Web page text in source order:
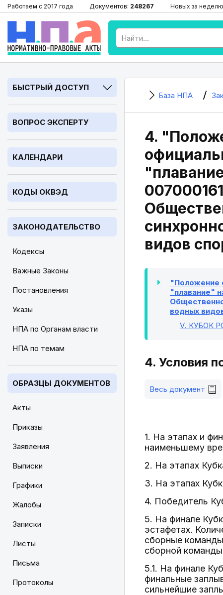
Работаем с 2017 года Документов: 248267 Новых за
БЫСТРЫЙ ДОСТУП
ВОПРОС ЭКСПЕРТУ
КАЛЕНДАРИ
КОДЫ ОКВЭД
ЗАКОНОДАТЕЛЬСТВО
Кодексы
Важные Законы
Постановления
Указы
НПА по Органам власти
НПА по темам
ОБРАЗЦЫ ДОКУМЕНТОВ
Акты
Приказы
Заявления
Выписки
Графики
Жалобы
Записки
Листы
Письма
Протоколы
База НПА
4.
видов
"Положение
"плавание"
водных
V. КУБОК
4. Условия
Весь документ
1. На этапах и
наименьшему
2. На этапах
3. На этапах
4. Победитель
5. На финале
эстафетах.
сборные
сборной
5.1. На финале
финальные
сильнейшие